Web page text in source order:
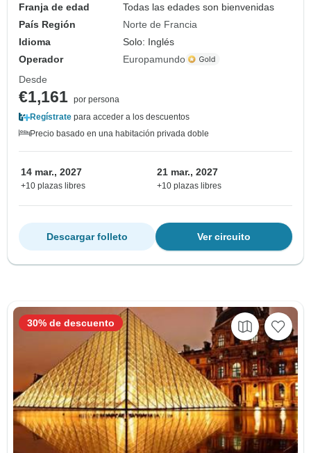
Franja de edad
Todas las edades son bienvenidas
País Región
Norte de Francia
Idioma
Solo: Inglés
Operador
Europamundo
Desde
€1,161 por persona
Regístrate para acceder a los descuentos
Precio basado en una habitación privada doble
14 mar., 2027
+10 plazas libres
21 mar., 2027
+10 plazas libres
Ver circuito
Descargar folleto
30% de descuento